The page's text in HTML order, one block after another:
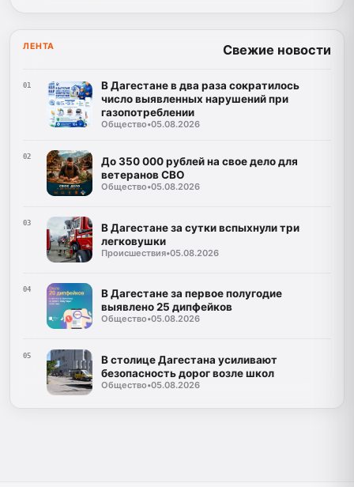
ЛЕНТА Свежие новости
01
В Дагестане в два раза сократилось
число выявленных нарушений при
газопотреблении
Общество•05.08.2026
02
До 350 000 рублей на свое дело для
ветеранов СВО
Общество•05.08.2026
03
В Дагестане за сутки вспыхнули три
легковушки
Происшествия•05.08.2026
04
В Дагестане за первое полугодие
выявлено 25 дипфейков
Общество•05.08.2026
05
В столице Дагестана усиливают
безопасность дорог возле школ
Общество•05.08.2026